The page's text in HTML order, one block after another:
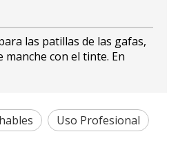
las patillas de las gafas,
manche con el tinte. En
Uso Profesional